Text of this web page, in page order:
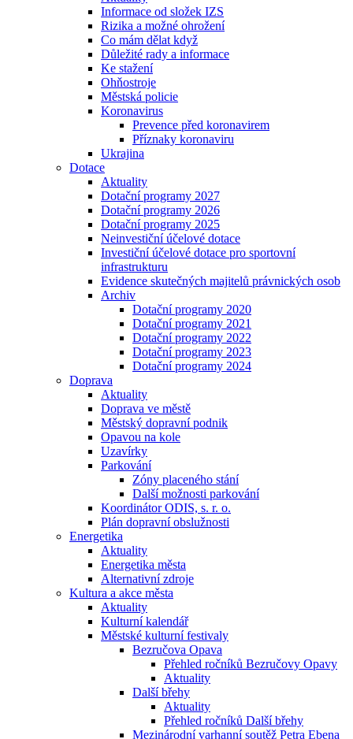
Informace od složek IZS
Rizika a možné ohrožení
Co mám dělat když
Důležité rady a informace
Ke stažení
Ohňostroje
Městská policie
Koronavirus
Prevence před koronavirem
Příznaky koronaviru
Ukrajina
Dotace
Aktuality
Dotační programy 2027
Dotační programy 2026
Dotační programy 2025
Neinvestiční účelové dotace
Investiční účelové dotace pro sportovní
infrastrukturu
Evidence skutečných majitelů právnických osob
Archiv
Dotační programy 2020
Dotační programy 2021
Dotační programy 2022
Dotační programy 2023
Dotační programy 2024
Doprava
Aktuality
Doprava ve městě
Městský dopravní podnik
Opavou na kole
Uzavírky
Parkování
Zóny placeného stání
Další možnosti parkování
Koordinátor ODIS, s. r. o.
Plán dopravní obslužnosti
Energetika
Aktuality
Energetika města
Alternativní zdroje
Kultura a akce města
Aktuality
Kulturní kalendář
Městské kulturní festivaly
Bezručova Opava
Přehled ročníků Bezručovy Opavy
Aktuality
Další břehy
Aktuality
Přehled ročníků Další břehy
Mezinárodní varhanní soutěž Petra Ebena